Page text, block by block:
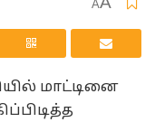
A
மாட்டினை